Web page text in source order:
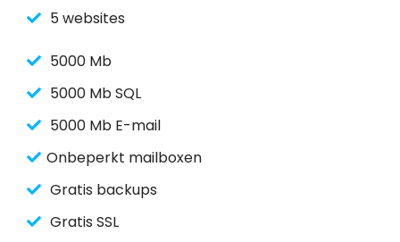
5 websites
5000 Mb
5000 Mb SQL
5000 Mb E-mail
Onbeperkt mailboxen
Gratis backups
Gratis SSL